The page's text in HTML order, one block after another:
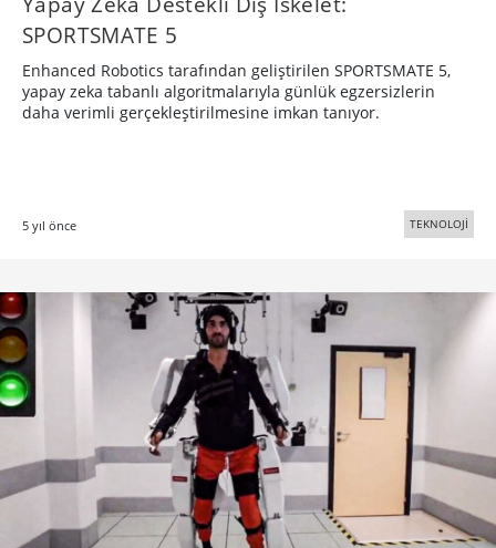
SPORTSMATE 5
Enhanced Robotics tarafından geliştirilen SPORTSMATE 5,
yapay zeka tabanlı algoritmalarıyla günlük egzersizlerin
daha verimli gerçekleştirilmesine imkan tanıyor.
5 yıl önce TEKNOLOJİ